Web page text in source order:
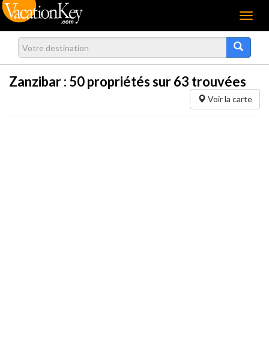
Menu
Zanzibar : 50propriétés sur 63 trouvées
Voir la carte